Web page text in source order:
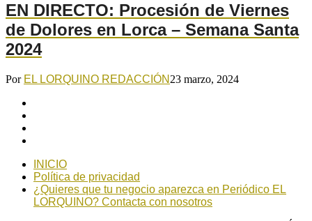
EN DIRECTO: Procesión de Viernes
de Dolores en Lorca – Semana Santa
2024
Por EL LORQUINO REDACCIÓN 23 marzo, 2024
INICIO
Política de privacidad
¿Quieres que tu negocio aparezca en Periódico EL
LORQUINO? Contacta con nosotros